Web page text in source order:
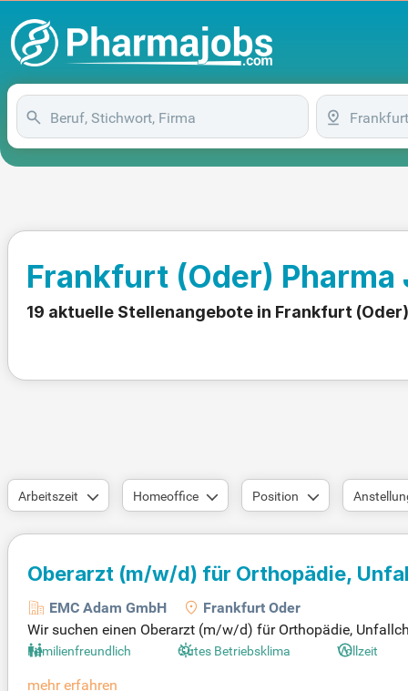
Frankfurt (Oder) Pharma
19 aktuelle Stellenangebote in Frankfurt (Oder)
Arbeitszeit Homeoffice Position
Oberarzt (m/w/d) für Orthopädie,
EMC Adam GmbH
Frankfurt Oder
Wir suchen einen Oberarzt (m/w/d) für Orthopädie,
Technologien, darunter das innovative O-Arm S8
nkrankheiten. Darunter fallen auch moderne
Familienfreundlich Gutes Betriebsklima Vollzeit
mehr erfahren